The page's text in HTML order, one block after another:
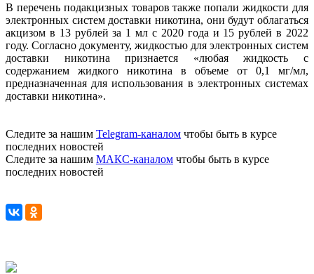
В перечень подакцизных товаров также попали жидкости для
электронных систем доставки никотина, они будут облагаться
акцизом в 13 рублей за 1 мл с 2020 года и 15 рублей в 2022
году. Согласно документу, жидкостью для электронных систем
доставки никотина признается «любая жидкость с
содержанием жидкого никотина в объеме от 0,1 мг/мл,
предназначенная для использования в электронных системах
доставки никотина».
Следите за нашим Telegram-каналом чтобы быть в курсе
последних новостей
Следите за нашим МАКС-каналом чтобы быть в курсе
последних новостей